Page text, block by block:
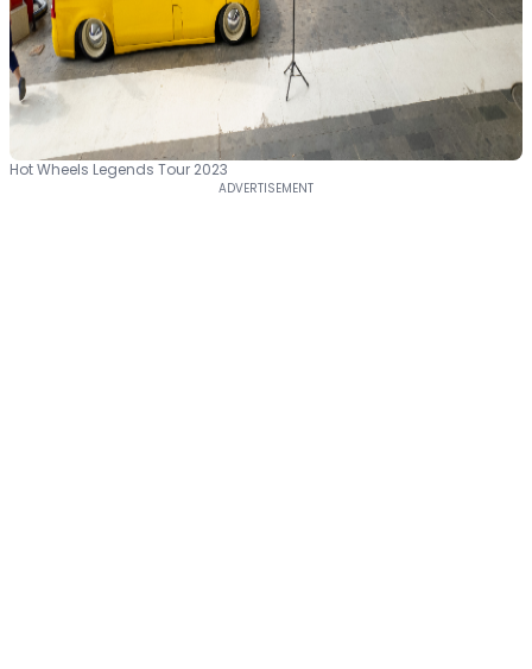
Hot Wheels Legends Tour 2023